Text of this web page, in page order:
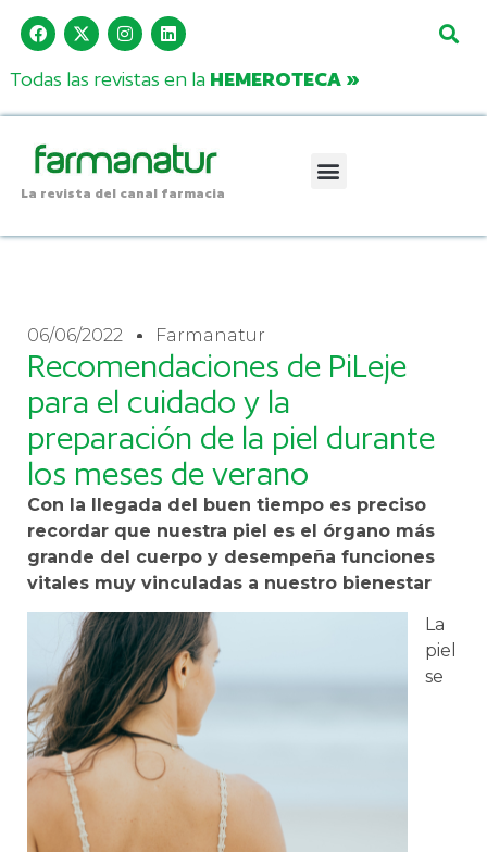
Todas las revistas en la HEMEROTECA »
La revista del canal farmacia
06/06/2022 Farmanatur
Recomendaciones de PiLeje
para el cuidado y la
preparación de la piel durante
los meses de verano
Con la llegada del buen tiempo es preciso
recordar que nuestra piel es el órgano más
grande del cuerpo y desempeña funciones
vitales muy vinculadas a nuestro bienestar
La
piel
se